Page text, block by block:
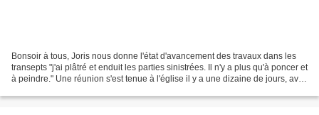
Bonsoir à tous, Joris nous donne l'état d'avancement des travaux dans les
transepts "j'ai plâtré et enduit les parties sinistrées. Il n'y a plus qu'à poncer et
à peindre." Une réunion s'est tenue à l'église il y a une dizaine de jours, avec